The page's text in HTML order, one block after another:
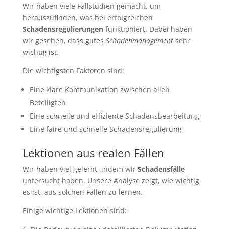
Wir haben viele Fallstudien gemacht, um
herauszufinden, was bei erfolgreichen
Schadensregulierungenfunktioniert. Dabei haben
wir gesehen, dass gutes Schadenmanagementsehr
wichtig ist.
Die wichtigsten Faktoren sind:
Eine klare Kommunikation zwischen allen
Beteiligten
Eine schnelle und effiziente Schadensbearbeitung
Eine faire und schnelle Schadensregulierung
Lektionen aus realen Fällen
Wir haben viel gelernt, indem wir Schadensfälle
untersucht haben. Unsere Analyse zeigt, wie wichtig
es ist, aus solchen Fällen zu lernen.
Einige wichtige Lektionen sind: